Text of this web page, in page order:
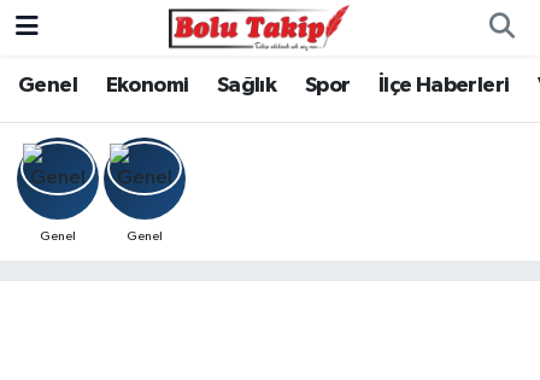
Genel Ekonomi Sağlık Spor İlçe Haberleri
Genel Genel